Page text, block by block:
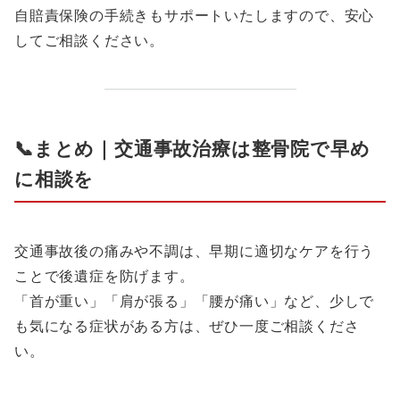
自賠責保険の手続きもサポートいたしますので、安心
してご相談ください。
📞まとめ｜交通事故治療は整骨院で早め
に相談を
交通事故後の痛みや不調は、早期に適切なケアを行う
ことで後遺症を防げます。
「首が重い」「肩が張る」「腰が痛い」など、少しで
も気になる症状がある方は、ぜひ一度ご相談くださ
い。